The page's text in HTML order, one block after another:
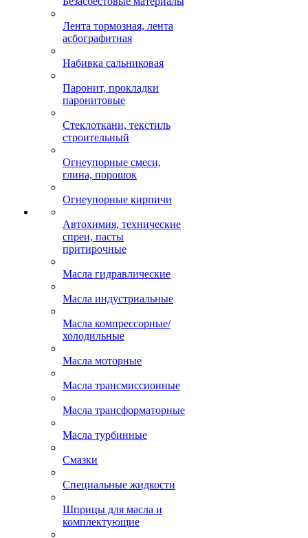
Лента тормозная, лента
асбографитная
Набивка сальниковая
Паронит, прокладки
паронитовые
Стеклоткани, текстиль
строительный
Огнеупорные смеси,
глина, порошок
Огнеупорные кирпичи
Автохимия, технические
спреи, пасты
притирочные
Масла гидравлические
Масла индустриальные
Масла компрессорные/
холодильные
Масла моторные
Масла трансмиссионные
Масла трансформаторные
Масла турбинные
Смазки
Специальные жидкости
Шприцы для масла и
комплектующие